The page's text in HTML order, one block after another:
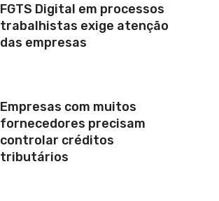
FGTS Digital em processos
trabalhistas exige atenção
das empresas
Empresas com muitos
fornecedores precisam
controlar créditos
tributários